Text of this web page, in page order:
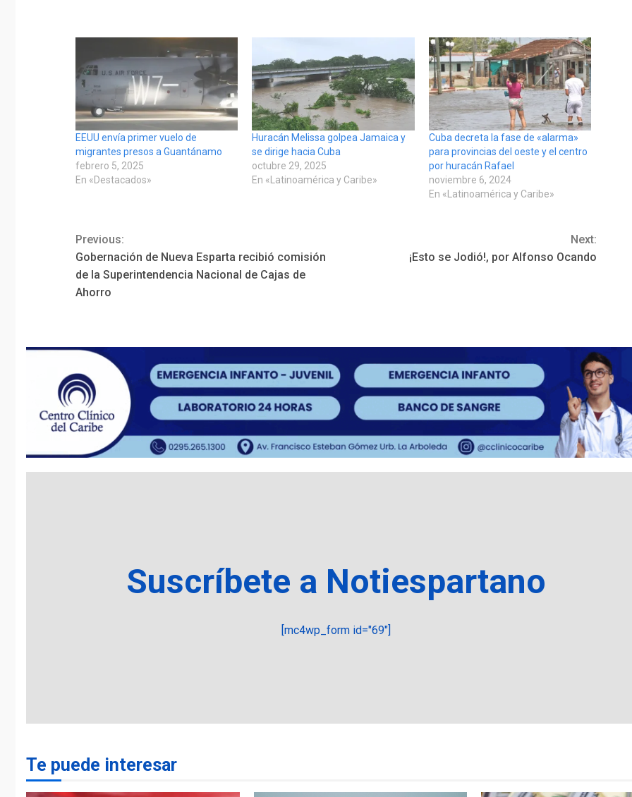
EEUU envía primer vuelo de
migrantes presos a Guantánamo
febrero 5, 2025
En «Destacados»
Huracán Melissa golpea Jamaica y
se dirige hacia Cuba
octubre 29, 2025
En «Latinoamérica y Caribe»
Cuba decreta la fase de «alarma»
para provincias del oeste y el centro
por huracán Rafael
noviembre 6, 2024
En «Latinoamérica y Caribe»
Continue
Reading
Previous:
Gobernación de Nueva Esparta recibió comisión
de la Superintendencia Nacional de Cajas de
Ahorro
Next:
¡Esto se Jodió!, por Alfonso Ocando
Suscríbete a Notiespartano
[mc4wp_form id="69"]
Te puede interesar